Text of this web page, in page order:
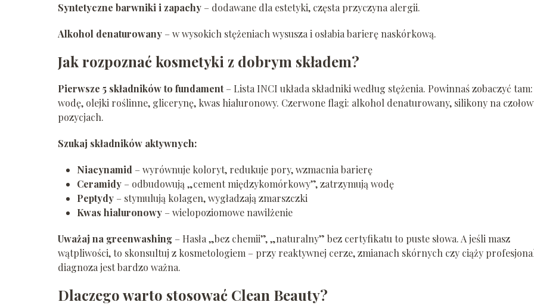
Syntetyczne barwniki i zapachy – dodawane dla estetyki, częsta przyczyna alergii.
Alkohol denaturowany – w wysokich stężeniach wysusza i osłabia barierę naskórkową.
Jak rozpoznać kosmetyki z dobrym składem?
Pierwsze 5 składników to fundament– Lista INCI układa składniki według stężenia. Powinnaś zobaczyć tam:
wodę, olejki roślinne, glicerynę, kwas hialuronowy. Czerwone flagi: alkohol denaturowany, silikony na
pozycjach.
Szukaj składników aktywnych:
Niacynamid – wyrównuje koloryt, redukuje pory, wzmacnia barierę
Ceramidy – odbudowują „cement międzykomórkowy”, zatrzymują wodę
Peptydy – stymulują kolagen, wygładzają zmarszczki
Kwas hialuronowy – wielopoziomowe nawilżenie
Uważaj na greenwashing – Hasła „bez chemii”, „naturalny” bez certyfikatu to puste słowa. A jeśli masz
wątpliwości, to skonsultuj z kosmetologiem – przy reaktywnej cerze, zmianach skórnych czy ciąży
diagnoza jest bardzo ważna.
Dlaczego warto stosować Clean Beauty?